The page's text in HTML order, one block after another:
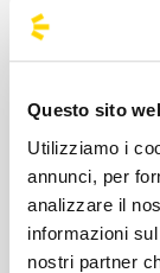
Questo sito
Utilizziamo i
annunci, per
analizzare il
informazioni
nostri partner
Scendi
della
enorme
ripassare
Rientro
alla